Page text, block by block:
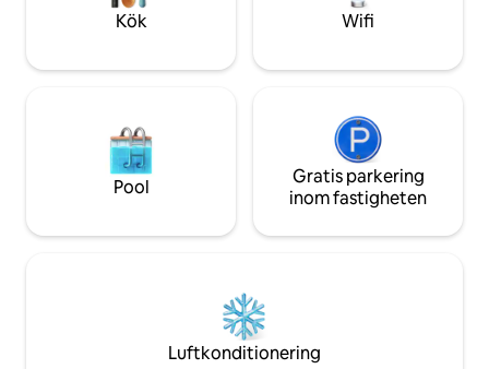
Kök Wifi
Pool
Gratis parkering
inom fastigheten
Luftkonditionering